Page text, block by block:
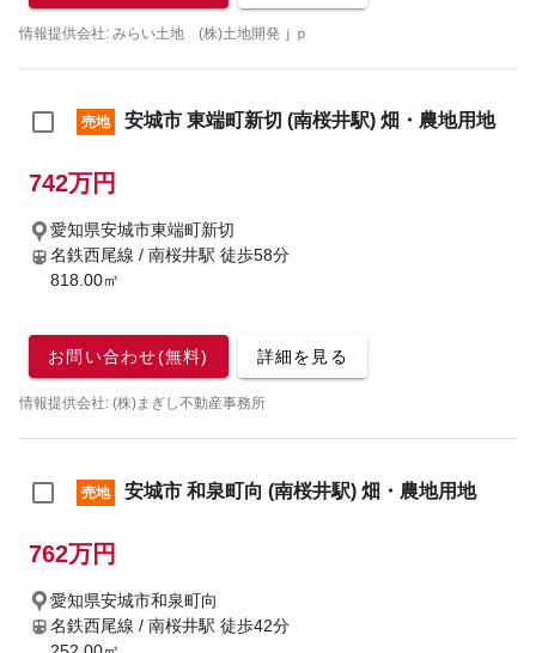
情報提供会社: みらい土地 (株)土地開発ｊｐ
売地 安城市 東端町新切 (南桜井駅) 畑・農地用地
742万円
愛知県安城市東端町新切
名鉄西尾線 / 南桜井駅 徒歩58分
818.00㎡
お問い合わせ(無料) 詳細を見る
情報提供会社: (株)まぎし不動産事務所
売地 安城市 和泉町向 (南桜井駅) 畑・農地用地
762万円
愛知県安城市和泉町向
名鉄西尾線 / 南桜井駅 徒歩42分